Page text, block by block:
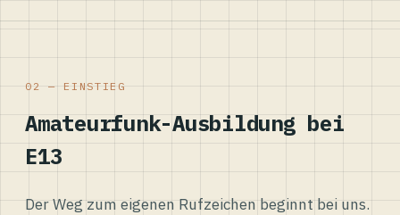
02 — EINSTIEG
Amateurfunk-Ausbildung bei
E13
Der Weg zum eigenen Rufzeichen beginnt bei uns.